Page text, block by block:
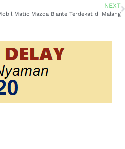
NEXT
Matic Mazda Biante Terdekat di Malang